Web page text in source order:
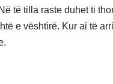
të tilla raste duhet ti
e vështirë. Kur ai të